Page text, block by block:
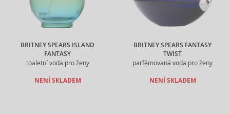
BRITNEY SPEARS ISLAND
FANTASY
toaletní voda pro ženy
NENÍ SKLADEM
BRITNEY SPEARS FANTASY
TWIST
parfémovaná voda pro ženy
NENÍ SKLADEM